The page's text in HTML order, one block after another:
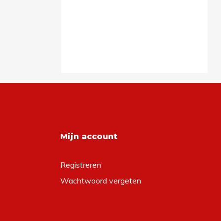
Mijn account
Registreren
Wachtwoord vergeten